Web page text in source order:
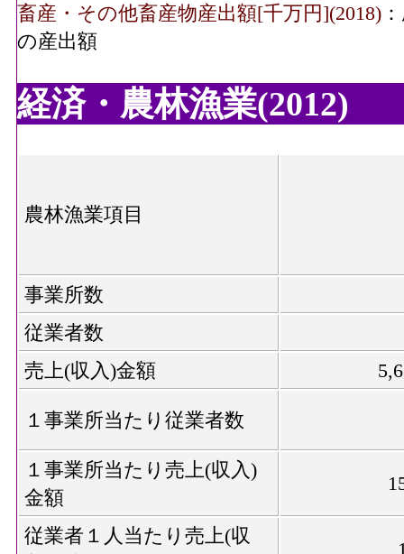
畜産・その他畜産物産出額[千万円](2018)
の産出額
経済・農林漁業(2012)
農林漁業項目
事業所数
従業者数
売上(収入)金額
１事業所当たり従業者数
１事業所当たり売上(収入)
金額
従業者１人当たり売上(収